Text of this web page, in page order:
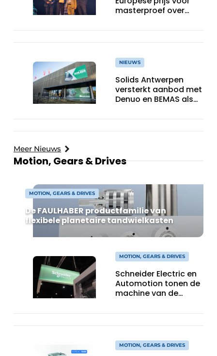
masterproef over
op kennisverlies in de
industrie
NIEUWS
Solids Antwerpen
versterkt aanbod met
Denuo en BEMAS als
Meer Nieuws
Motion, Gears & Drives
MOTION, GEARS & DRIVES
De FAULHABER productfamilie van
flexibele planetaire tandwielkasten
MOTION, GEARS & DRIVES
Schneider Electric en
Automotion tonen de
machine van de
Automation
MOTION, GEARS & DRIVES